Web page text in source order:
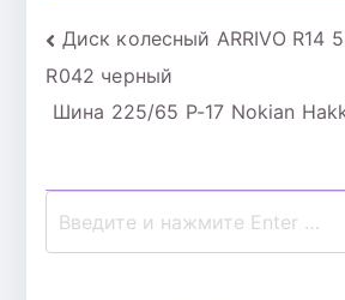
Навигация
по
Диск колесный ARRIVO R14
R042 черный
Шина 225/65 Р-17 Nokian